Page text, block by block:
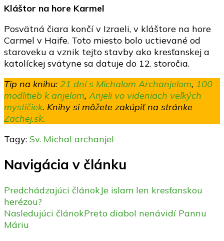
Kláštor na hore Karmel
Posvätná čiara končí v Izraeli, v kláštore na hore
Carmel v Haife. Toto miesto bolo uctievané od
staroveku a vznik tejto stavby ako kresťanskej a
katolíckej svätyne sa datuje do 12. storočia.
Tip na knihu: 21 dní s Michalom Archanjelom, 100
modlitieb k anjelom,Anjeli vo videniach veľkých
mystičiek. Knihy si môžete zakúpiť na stránke
Zachej.sk.
Tagy: Sv. Michal archanjel
Navigácia v článku
Predchádzajúci článokJe islam len kresťanskou
herézou?
Nasledujúci článokPreto diabol nenávidí Pannu
Máriu